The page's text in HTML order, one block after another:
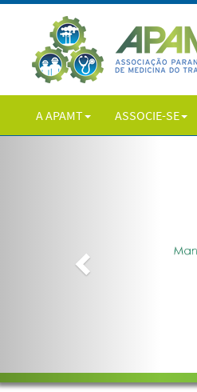
A APAMT ASSOCIE-SE